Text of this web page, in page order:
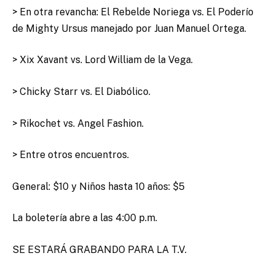
> En otra revancha: El Rebelde Noriega vs. El Poderío
de Mighty Ursus manejado por Juan Manuel Ortega.
> Xix Xavant vs. Lord William de la Vega.
> Chicky Starr vs. El Diabólico.
> Rikochet vs. Angel Fashion.
> Entre otros encuentros.
General: $10 y Niños hasta 10 años: $5
La boletería abre a las 4:00 p.m.
SE ESTARÁ GRABANDO PARA LA T.V.